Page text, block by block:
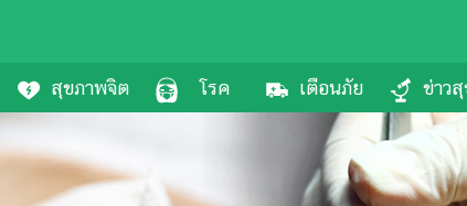
สุขภาพจิต โรค เตือนภัย ข่าว